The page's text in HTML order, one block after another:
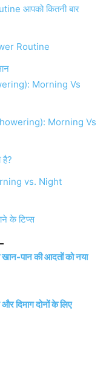
आपको कितनी बार
Routine
Morning Vs
Morning Vs
है?
vs. Night
के टिप्स
पान की आदतों को नया
दोनों के लिए